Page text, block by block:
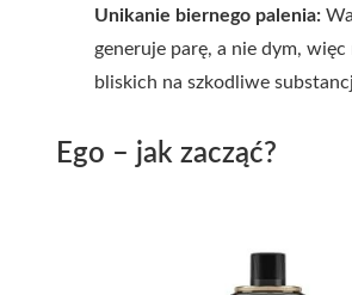
Unikanie biernego palenia:
generuje parę, a nie dym, więc
bliskich na szkodliwe
Ego – jak zacząć?